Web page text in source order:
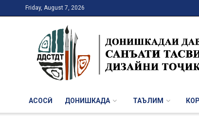
Friday, August 7, 2026
АСОСӢ ДОНИШКАДА ТАЪЛИМ